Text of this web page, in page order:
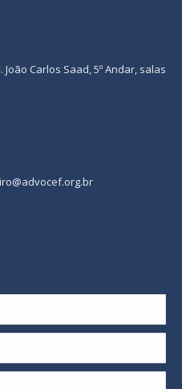
João Carlos Saad, 5º Andar, salas